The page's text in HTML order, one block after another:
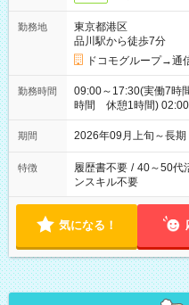
勤務地
東京都港区
品川駅から徒歩7分
ドコモグループ→通
勤務時間
09:00～17:30(実働7時
時間 休憩1時間)
日勤は就業時間1/夜勤
期間 2026年09月上旬～長
特徴 履歴書不要 / 40～50代
ンスキル不要
気になる！